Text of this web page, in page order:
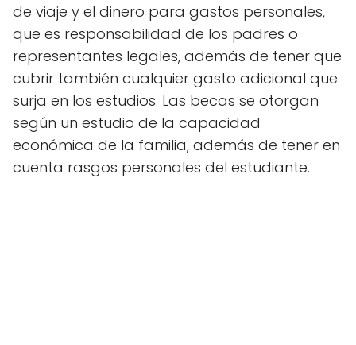
de viaje y el dinero para gastos personales,
que es responsabilidad de los padres o
representantes legales, además de tener que
cubrir también cualquier gasto adicional que
surja en los estudios. Las becas se otorgan
según un estudio de la capacidad
económica de la familia, además de tener en
cuenta rasgos personales del estudiante.